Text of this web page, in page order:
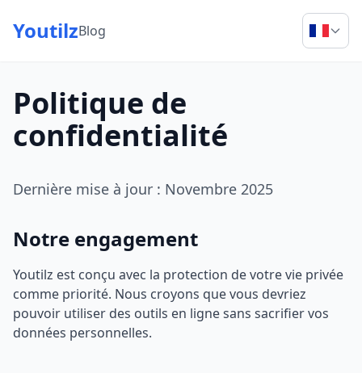
YoutilzBlog
Politique de
confidentialité
Dernière mise à jour : Novembre 2025
Notre engagement
Youtilz est conçu avec la protection de votre vie privée
comme priorité. Nous croyons que vous devriez
pouvoir utiliser des outils en ligne sans sacrifier vos
données personnelles.